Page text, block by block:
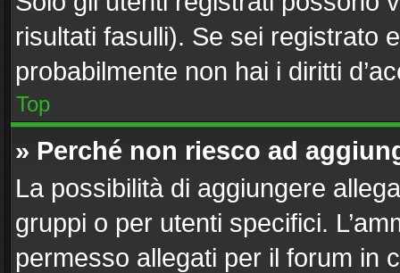
risultati fasulli). Se sei registrato
probabilmente non hai i diritti
Top
» Perché non riesco ad
La possibilità di aggiungere
gruppi o per utenti specifici.
permesso allegati per il forum in